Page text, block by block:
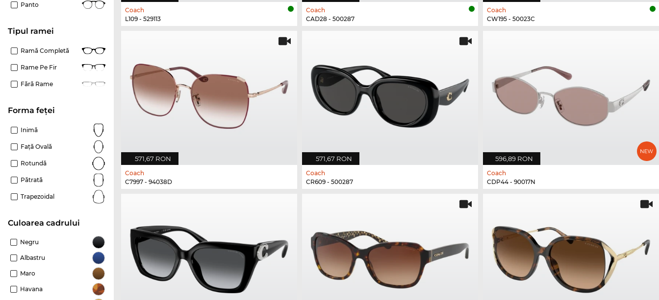
Panto
Tipul ramei
Ramă Completă
Rame Pe Fir
Fără Rame
Forma feței
Inimă
Față Ovală
Rotundă
Pătrată
Trapezoidal
Culoarea cadrului
Negru
Albastru
Maro
Havana
Coach
L109 - 529113
Coach
CAD28 - 500287
Coach
CW195 - 50023C
571,67 RON
Coach
C7997 - 94038D
571,67 RON
Coach
CR609 - 500287
596,89 RON
Coach
CDP44 - 90017N